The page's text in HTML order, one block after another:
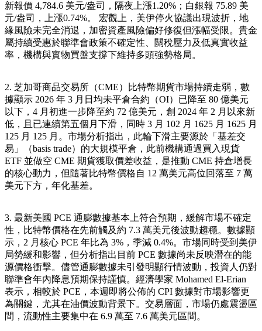
新報價 4,784.6 美元/盎司，隔夜上漲1.20%；白銀報 75.89 美
元/盎司，上漲0.74%。 宏觀上，美伊停火協議出現波折，地
緣風險未完全消退，加密資產風險偏好修復但漲幅受限。貴金
屬持續受惠於聯準會政策不確定性、關稅壓力及低真實收益
率，機構與實物買盤支撐下維持多頭強勢格局。
2. 芝加哥商品交易所（CME）比特幣期貨市場持續走弱，數
據顯示 2026 年 3 月日均未平倉合約（OI）已降至 80 億美元
以下，4 月初進一步降至約 72 億美元，創 2024 年 2 月以來新
低，且已連續第五個月下滑，同時 3 月 102 月 1625 月 1625 月
125 月 125 月。市場分析指出，此輪下滑主要源於「基差交
易」（basis trade）的大規模平倉，此前機構通過買入現貨
ETF 並做空 CME 期貨獲取價差收益，是推動 CME 持倉增長
的核心動力，但隨著比特幣價格自 12 萬美元高位回落至 7 萬
美元下方，年化基差。
3. 最新美國 PCE 通膨數據基本上符合預期，緩解市場不確定
性，比特幣價格在先前觸及約 7.3 萬美元後波動趨穩。數據顯
示，2 月核心 PCE 年比為 3%，季減 0.4%。市場同時受到美伊
局勢緩和影響，但分析指出目前 PCE 數據尚未反映潛在的能
源價格衝擊。儘管通膨數據未引發明顯行情波動，投資人仍對
聯準會年內降息預期保持謹慎。經濟學家 Mohamed El-Erian
表示，相較於 PCE，本週即將公佈的 CPI 數據對市場影響更
為關鍵，尤其在油價波動背景下。交易層面，市場仍處震盪區
間，流動性主要集中在 6.9 萬至 7.6 萬美元區間。